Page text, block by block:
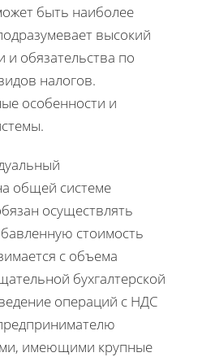
быть наиболее
высокий
и обязательства по
налогов.
особенности и
общей системе
осуществлять
стоимость
с объема
бухгалтерской
операций с НДС
имеющими крупные